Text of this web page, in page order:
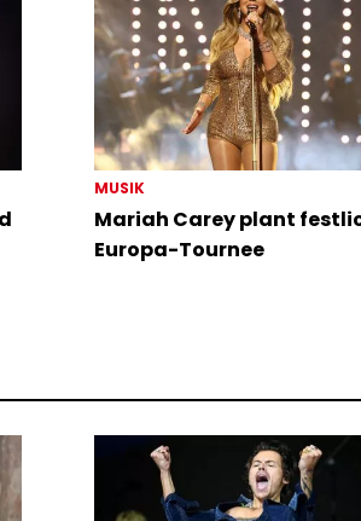
MUSIK
Mariah Carey plant
Europa-Tournee